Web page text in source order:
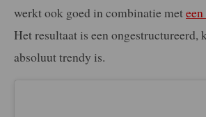
werkt ook goed in combinatie met
Het resultaat is een ongestructureerd,
absoluut trendy is.